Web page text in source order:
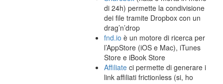
di 24h) permette la condivisione
dei file tramite Dropbox con un
drag’n’drop
fnd.io è un motore di ricerca per
l’AppStore (iOS e Mac), iTunes
Store e iBook Store
Affiliate ci permette di generare i
link affiliati frictionless (si, ho